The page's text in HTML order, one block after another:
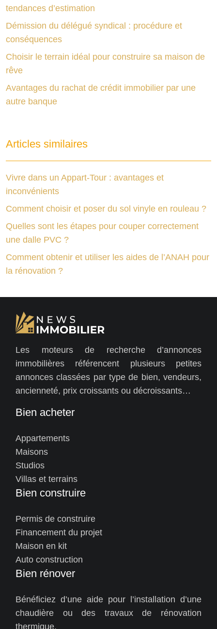
tendances d’estimation
Démission du délégué syndical : procédure et
conséquences
Choisir le terrain idéal pour construire sa maison de
rêve
Avantages du rachat de crédit immobilier par une
autre banque
Articles similaires
Vivre dans un Appart-Tour : avantages et
inconvénients
Comment choisir et poser du sol vinyle en rouleau ?
Quelles sont les étapes pour couper correctement
une dalle PVC ?
Comment obtenir et utiliser les aides de l’ANAH pour
la rénovation ?
Les moteurs de recherche d’annonces
immobilières référencent plusieurs petites
annonces classées par type de bien, vendeurs,
ancienneté, prix croissants ou décroissants…
Bien acheter
Appartements
Maisons
Studios
Villas et terrains
Bien construire
Permis de construire
Financement du projet
Maison en kit
Auto construction
Bien rénover
Bénéficiez d’une aide pour l’installation d’une
chaudière ou des travaux de rénovation
thermique.